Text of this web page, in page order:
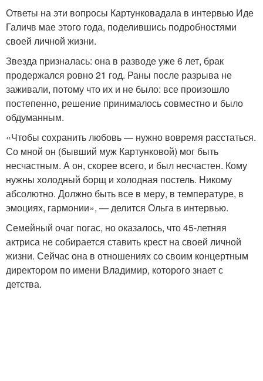
Ответы на эти вопросы Картунковадала в интервью Иде
Галичв мае этого года, поделившись подробностями
своей личной жизни.
Звезда призналась: она в разводе уже 6 лет, брак
продержался ровно 21 год. Раны после разрыва не
заживали, потому что их и не было: все произошло
постепенно, решение принималось совместно и было
обдуманным.
«Чтобы сохранить любовь — нужно вовремя расстаться.
Со мной он (бывший муж Картунковой) мог быть
несчастным. А он, скорее всего, и был несчастен. Кому
нужны холодный борщ и холодная постель. Никому
абсолютно. Должно быть все в меру, в температуре, в
эмоциях, гармонии», — делится Ольга в интервью.
Семейный очаг погас, но оказалось, что 45-летняя
актриса не собирается ставить крест на своей личной
жизни. Сейчас она в отношениях со своим концертным
директором по имени Владимир, которого знает с
детства.